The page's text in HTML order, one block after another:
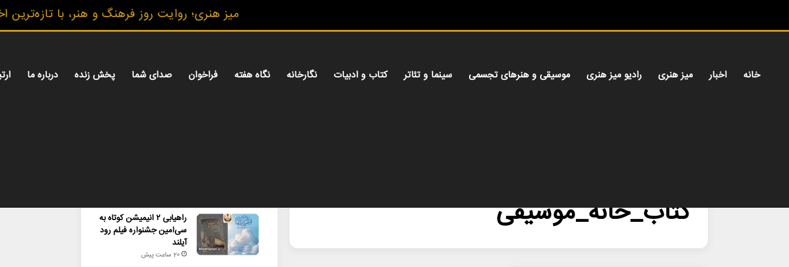
میز هنری؛ روایت روز فرهنگ و هنر، با تازه‌ترین
خانه اخبار میز هنری رادیو میز هنری موسیقی و هنرهای تجسمی سینما و تئاتر کتاب و ادبیات نگارخانه نگاه هفته فراخوان صدای شما پخش زنده درباره ما
کتاب_خانه_موسیقی
راهیابی ۲ انیمیشن کوتاه به
سی‌امین جشنواره فیلم رود
آیلند
20 ساعت پیش